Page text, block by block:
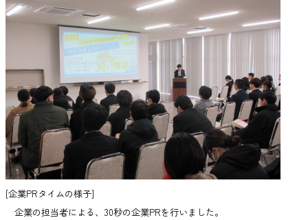
[企業PRタイムの様子]
企業の担当者による、30秒の企業PRを行いました。